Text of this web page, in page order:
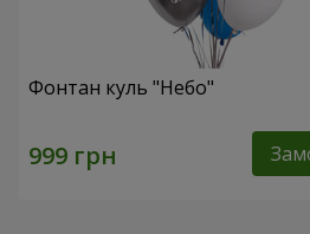
Фонтан куль "Небо"